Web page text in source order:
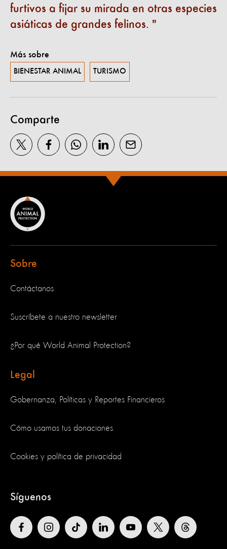
furtivos a fijar su mirada en otras especies
asiáticas de grandes felinos.
Más sobre
BIENESTAR ANIMAL TURISMO
Comparte
Sobre
Contáctanos
Suscríbete a nuestro newsletter
¿Por qué World Animal Protection?
Legal
Gobernanza, Políticas y Reportes Financieros
Cómo usamos tus donaciones
Cookies y política de privacidad
Síguenos